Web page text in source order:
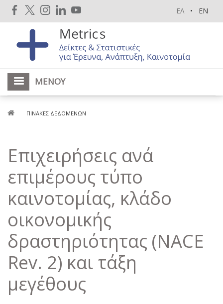
Παράκαμψη
προς
κυρίως
ΕΛ EN
ΜΕΝΟΎ
Breadcrumb
ΠΊΝΑΚΕΣ ΔΕΔΟΜΈΝΩΝ
Επιχειρήσεις ανά
επιμέρους τύπο
καινοτομίας, κλάδο
οικονομικής
δραστηριότητας (NACE
Rev. 2) και τάξη
μεγέθους